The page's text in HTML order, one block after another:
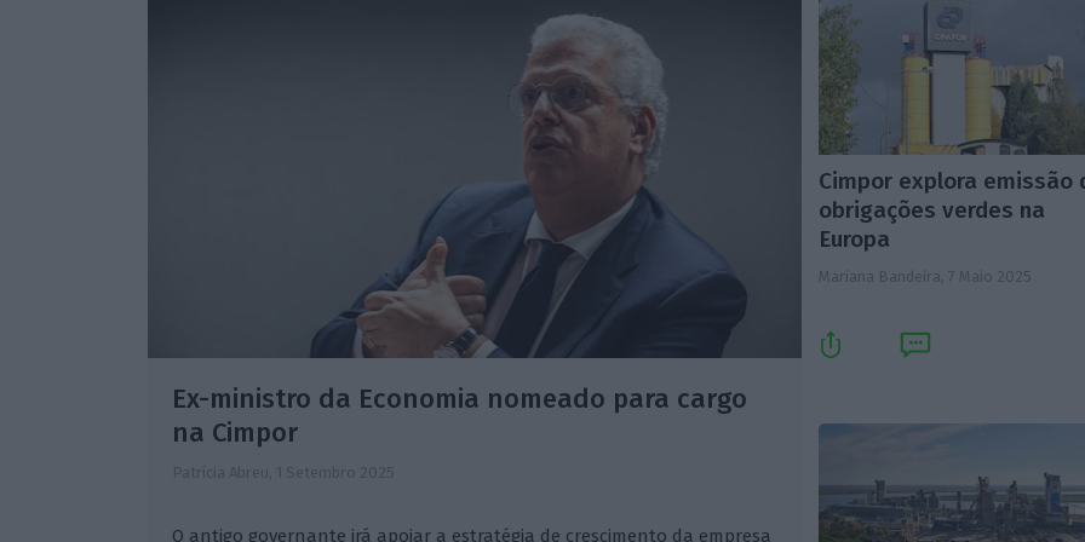
Ex-ministro da Economia nomeado para cargo
na Cimpor
Patrícia Abreu, 1 Setembro 2025
O antigo governante irá apoiar a estratégia de crescimento da empresa
Cimpor explora emissão
obrigações verdes na
Europa
Mariana Bandeira,7 Maio 2025